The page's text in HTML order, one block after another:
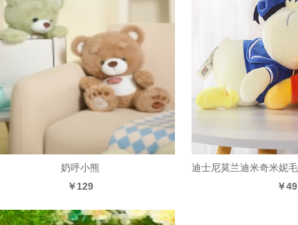
奶呼小熊
￥129
￥49